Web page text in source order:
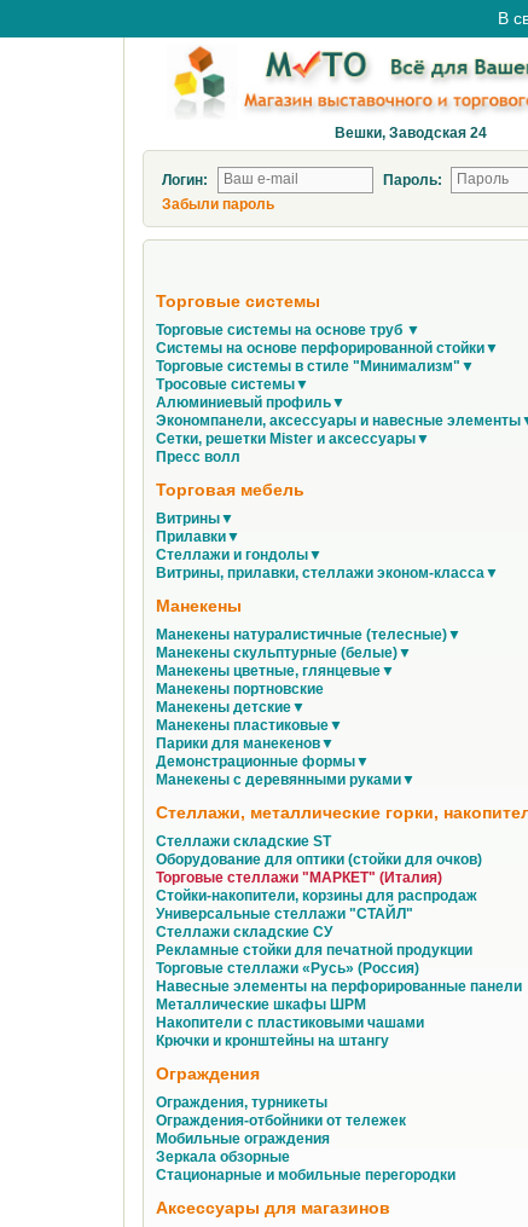
В
Вешки, Заводская 24
Логин:
Пароль:
Забыли пароль
Торговые системы
Торговые системы на основе труб ▼
Системы на основе перфорированной стойки▼
Торговые системы в стиле "Минимализм"▼
Тросовые системы▼
Алюминиевый профиль▼
Экономпанели, аксессуары и навесные
Сетки, решетки Mister и аксессуары▼
Пресс волл
Торговая мебель
Витрины▼
Прилавки▼
Стеллажи и гондолы▼
Витрины, прилавки, стеллажи эконом-класса▼
Манекены
Манекены натуралистичные (телесные)▼
Манекены скульптурные (белые)▼
Манекены цветные, глянцевые▼
Манекены портновские
Манекены детские▼
Манекены пластиковые▼
Парики для манекенов▼
Демонстрационные формы▼
Манекены с деревянными руками▼
Стеллажи, металлические горки,
Стеллажи складские ST
Оборудование для оптики (стойки для очков)
Торговые стеллажи "МАРКЕТ" (Италия)
Стойки-накопители, корзины для распродаж
Универсальные стеллажи "СТАЙЛ"
Стеллажи складские СУ
Рекламные стойки для печатной продукции
Торговые стеллажи «Русь» (Россия)
Навесные элементы на перфорированные панели
Металлические шкафы ШРМ
Накопители с пластиковыми чашами
Крючки и кронштейны на штангу
Ограждения
Ограждения, турникеты
Ограждения-отбойники от тележек
Мобильные ограждения
Зеркала обзорные
Стационарные и мобильные перегородки
Аксессуары для магазинов